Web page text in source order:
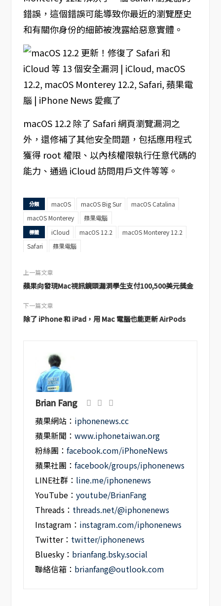
錯誤，這個錯誤可能導致你最近的瀏覽歷史
和有關你身份的細節被洩露給惡意實體。
macOS 12.2 除了 Safari 網頁瀏覽漏洞之
外，還修補了其他安全問題，包括應用程式
獲得 root 權限、以內核權限執行任意代碼的
能力、通過 iCloud 訪問用戶文件等等。
分類 macOS macOS Big Sur
macOS Catalina
macOS Monterey
蘋果電腦
標籤 iCloud macOS 12.2
macOS Monterey 12.2
Safari
蘋果電腦
上一篇文章
蘋果向發現Mac視訊鏡頭漏洞學生支付100,500美元獎金
下一篇文章
除了 iPhone 和 iPad，用 Mac 電腦也能更新 AirPods
Brian Fang
蘋果網站： iphonenews.cc
蘋果新聞：www.iphonetaiwan.org
粉絲團：facebook.com/iPhoneNews
蘋果社團：facebook/groups/iphonenews
LINE社群： line.me/iphonenews
YouTube：youtube/BrianFang
Threads： threads.net/@iphonenews
Instagram： instagram.com/iphonenews
Twitter： twitter/iphonenews
Bluesky： brianfang.bsky.social
聯絡信箱： brianfang@outlook.com